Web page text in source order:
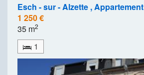
Esch - sur - Alzette , Appartement
1 250 €
35 m2
1